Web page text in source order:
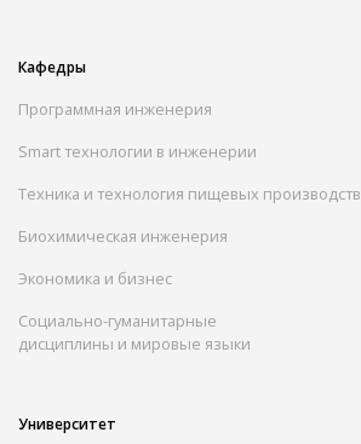
Кафедры
Программная инженерия
Smart технологии в инженерии
Техника и технология пищевых производств
Биохимическая инженерия
Экономика и бизнес
Социально-гуманитарные
дисциплины и мировые языки
Университет